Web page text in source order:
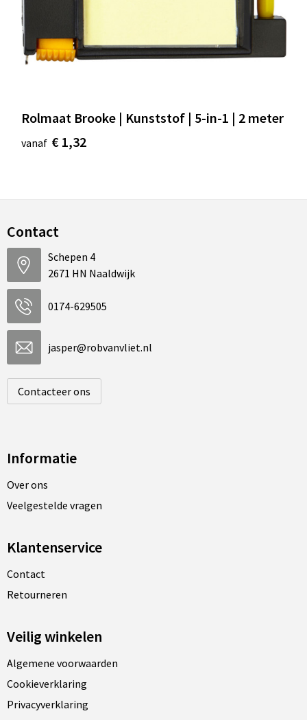
Rolmaat Brooke | Kunststof | 5-in-1 | 2 meter
vanaf € 1,32
Contact
Schepen 4
2671 HN Naaldwijk
0174-629505
jasper@robvanvliet.nl
Contacteer ons
Informatie
Over ons
Veelgestelde vragen
Klantenservice
Contact
Retourneren
Veilig winkelen
Algemene voorwaarden
Cookieverklaring
Privacyverklaring